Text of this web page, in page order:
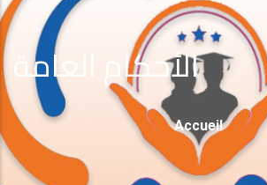
الأحكام العامة
Fil
D'Ariane
Accueil